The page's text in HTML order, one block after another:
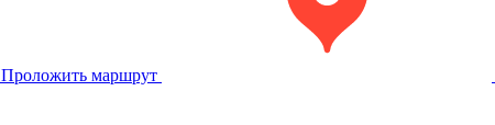
Проложить маршрут